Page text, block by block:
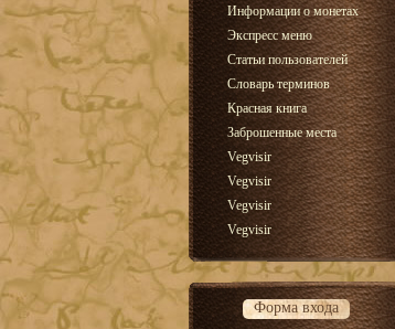
Информации о монетах
Экспресс меню
Статьи пользователей
Словарь терминов
Красная книга
Заброшенные места
Vegvisir
Vegvisir
Vegvisir
Vegvisir
Форма входа